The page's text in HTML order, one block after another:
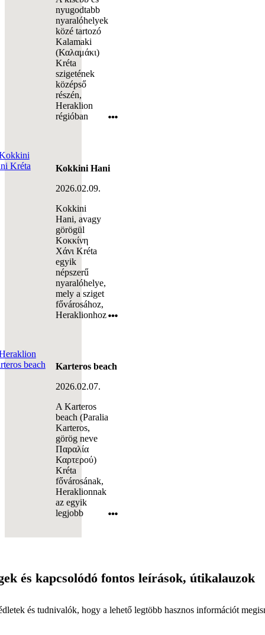
nyugodtabb
nyaralóhelyek
közé tartozó
Kalamaki
(Καλαμάκι)
Kréta
szigetének
középső
részén,
Heraklion
régióban
Kokkini Hani
2026.02.09.
Kokkini
Hani, avagy
görögül
Κοκκίνη
Χάνι Kréta
egyik
népszerű
nyaralóhelye,
mely a sziget
fővárosához,
Heraklionhoz
Karteros beach
2026.02.07.
A Karteros
beach (Paralia
Karteros,
görög neve
Παραλία
Καρτερού)
Kréta
fővárosának,
Heraklionnak
az egyik
legjobb
és kapcsolódó fontos leírások, útikalauzok
és tudnivalók, hogy a lehető legtöbb hasznos információt